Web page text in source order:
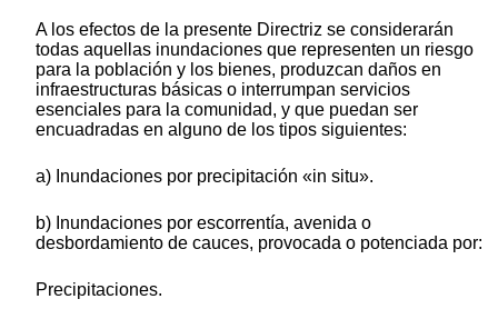
A los efectos de la presente Directriz se considerarán
todas aquellas inundaciones que representen un riesgo
para la población y los bienes, produzcan daños en
infraestructuras básicas o interrumpan servicios
esenciales para la comunidad, y que puedan ser
encuadradas en alguno de los tipos siguientes:
a) Inundaciones por precipitación «in situ».
b) Inundaciones por escorrentía, avenida o
desbordamiento de cauces, provocada o potenciada por:
Precipitaciones.